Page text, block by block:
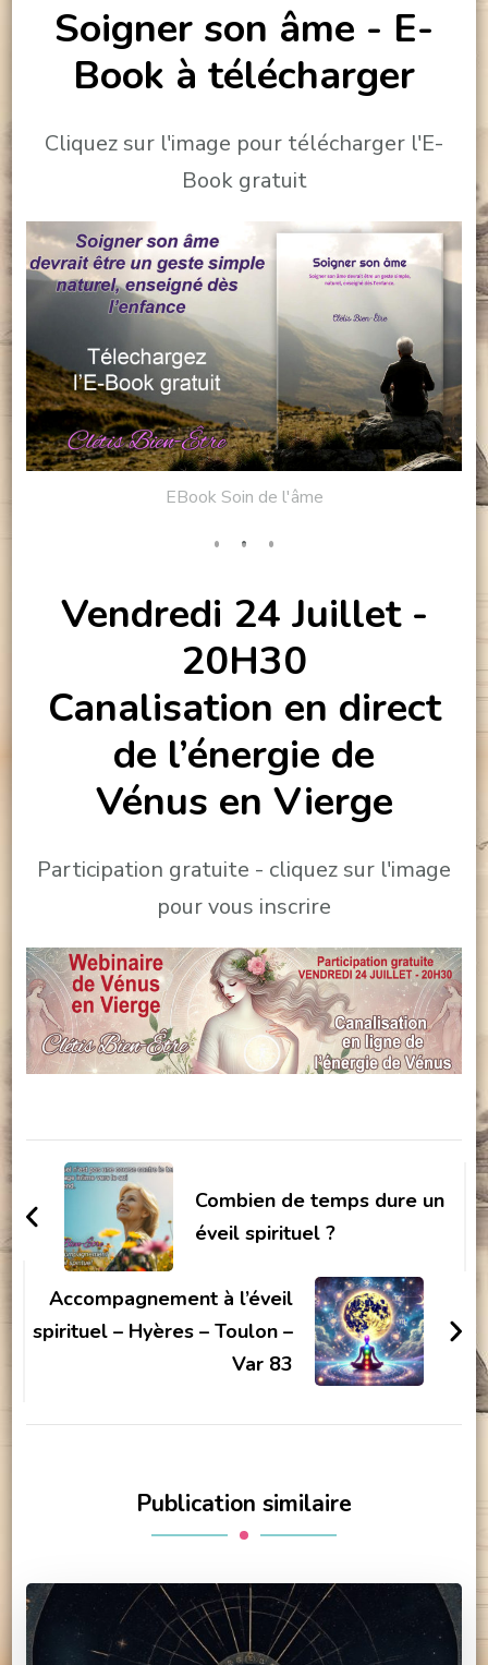
Soigner son âme - E-
Book à télécharger
Cliquez sur l'image pour télécharger l'E-
Book gratuit
EBook Soin de l'âme
Vendredi 24 Juillet -
20H30
Canalisation en direct
de l’énergie de
Vénus en Vierge
Participation gratuite - cliquez sur l'image
pour vous inscrire
Navigation
d'article
Combien de temps dure un
éveil spirituel ?
Accompagnement à l’éveil
spirituel – Hyères – Toulon –
Var 83
Publication similaire